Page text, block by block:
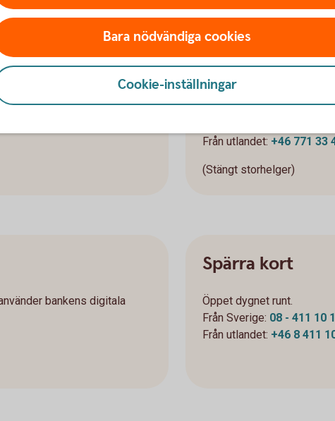
18.00
Kundcenter
Öppet varddagar 08.00-
Från utlandet: +46 771 33
(Stängt storhelger)
bankens digitala
Spärra kort
Öppet dygnet runt.
Från Sverige: 08 - 411 10
Från utlandet: +46 8 411
Bara nödvändiga cookies
Cookie-inställningar